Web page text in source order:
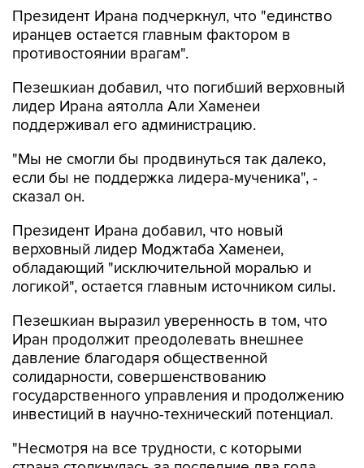
Президент Ирана подчеркнул, что "единство
иранцев остается главным фактором в
противостоянии врагам".
Пезешкиан добавил, что погибший верховный
лидер Ирана аятолла Али Хаменеи
поддерживал его администрацию.
"Мы не смогли бы продвинуться так далеко,
если бы не поддержка лидера-мученика", -
сказал он.
Президент Ирана добавил, что новый
верховный лидер Моджтаба Хаменеи,
обладающий "исключительной моралью и
логикой", остается главным источником силы.
Пезешкиан выразил уверенность в том, что
Иран продолжит преодолевать внешнее
давление благодаря общественной
солидарности, совершенствованию
государственного управления и продолжению
инвестиций в научно-технический потенциал.
"Несмотря на все трудности, с которыми